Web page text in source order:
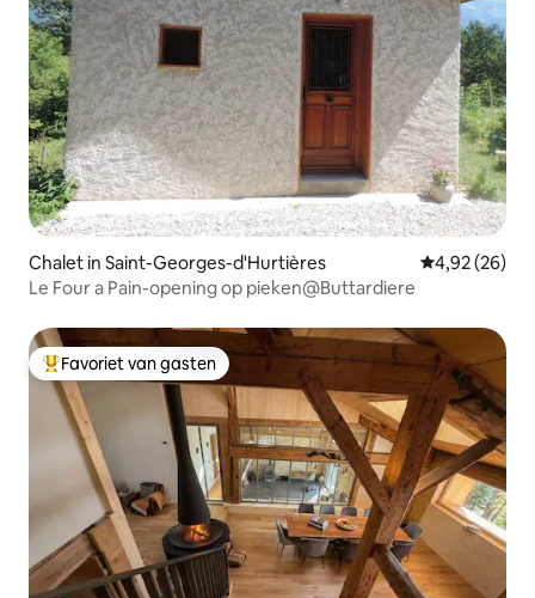
Chalet in Saint-Georges-d'Hurtières Gemiddelde
4,92 (26)
Le Four a Pain-opening op pieken@Buttardiere
Topfavoriet van gasten
Favoriet van gasten